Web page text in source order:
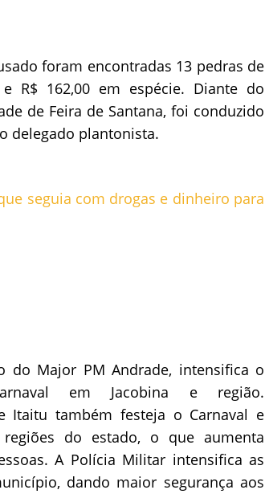
foram encontradas 13 pedras de
R$ 162,00 em espécie. Diante do
de Feira de Santana, foi conduzido
delegado plantonista.
do Major PM Andrade, intensifica o
em Jacobina e região.
Itaitu também festeja o Carnaval e
do estado, o que aumenta
A Polícia Militar intensifica as
dando maior segurança aos